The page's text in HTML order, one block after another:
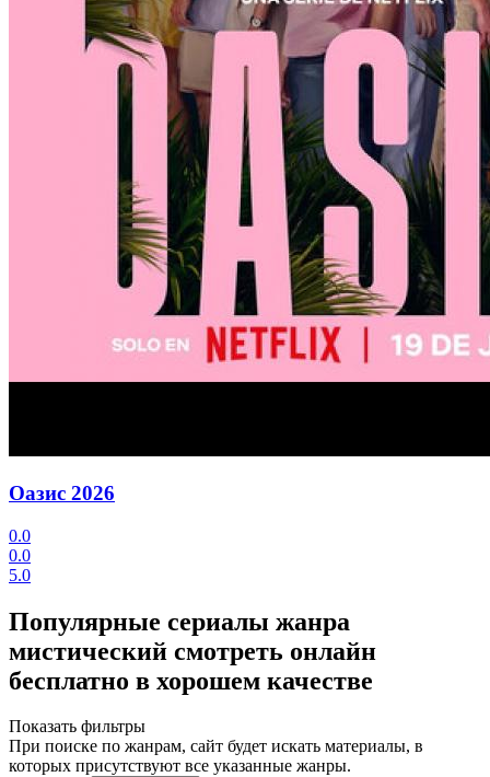
Оазис 2026
0.0
0.0
5.0
Популярные сериалы жанра
мистический смотреть онлайн
бесплатно в хорошем качестве
Показать фильтры
При поиске по жанрам, сайт будет искать материалы, в
которых присутствуют все указанные жанры.